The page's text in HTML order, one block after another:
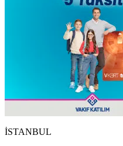
İSTANBUL